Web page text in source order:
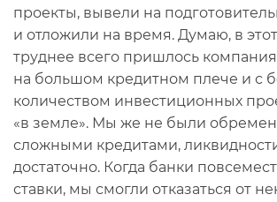
проекты, вывели на
и отложили на время. Думаю, в
труднее всего пришлось
на большом кредитном плече и с
количеством инвестиционных
«в земле». Мы же не были
сложными кредитами,
достаточно. Когда банки
ставки, мы смогли отказаться от